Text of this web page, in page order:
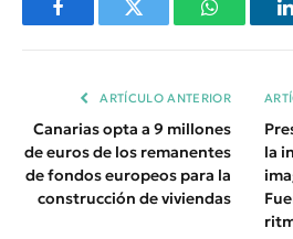
FacebookTwitter WhatsApp
ARTÍCULO ANTERIOR
Canarias opta a 9 millones
de euros de los remanentes
de fondos europeos para la
construcción de viviendas
la